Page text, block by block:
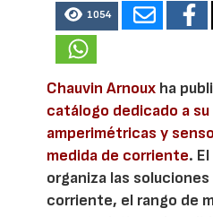
1054
Chauvin Arnoux ha
catálogo dedicado a su
amperimétricas y
medida de corriente.
organiza las
corriente, el rango de